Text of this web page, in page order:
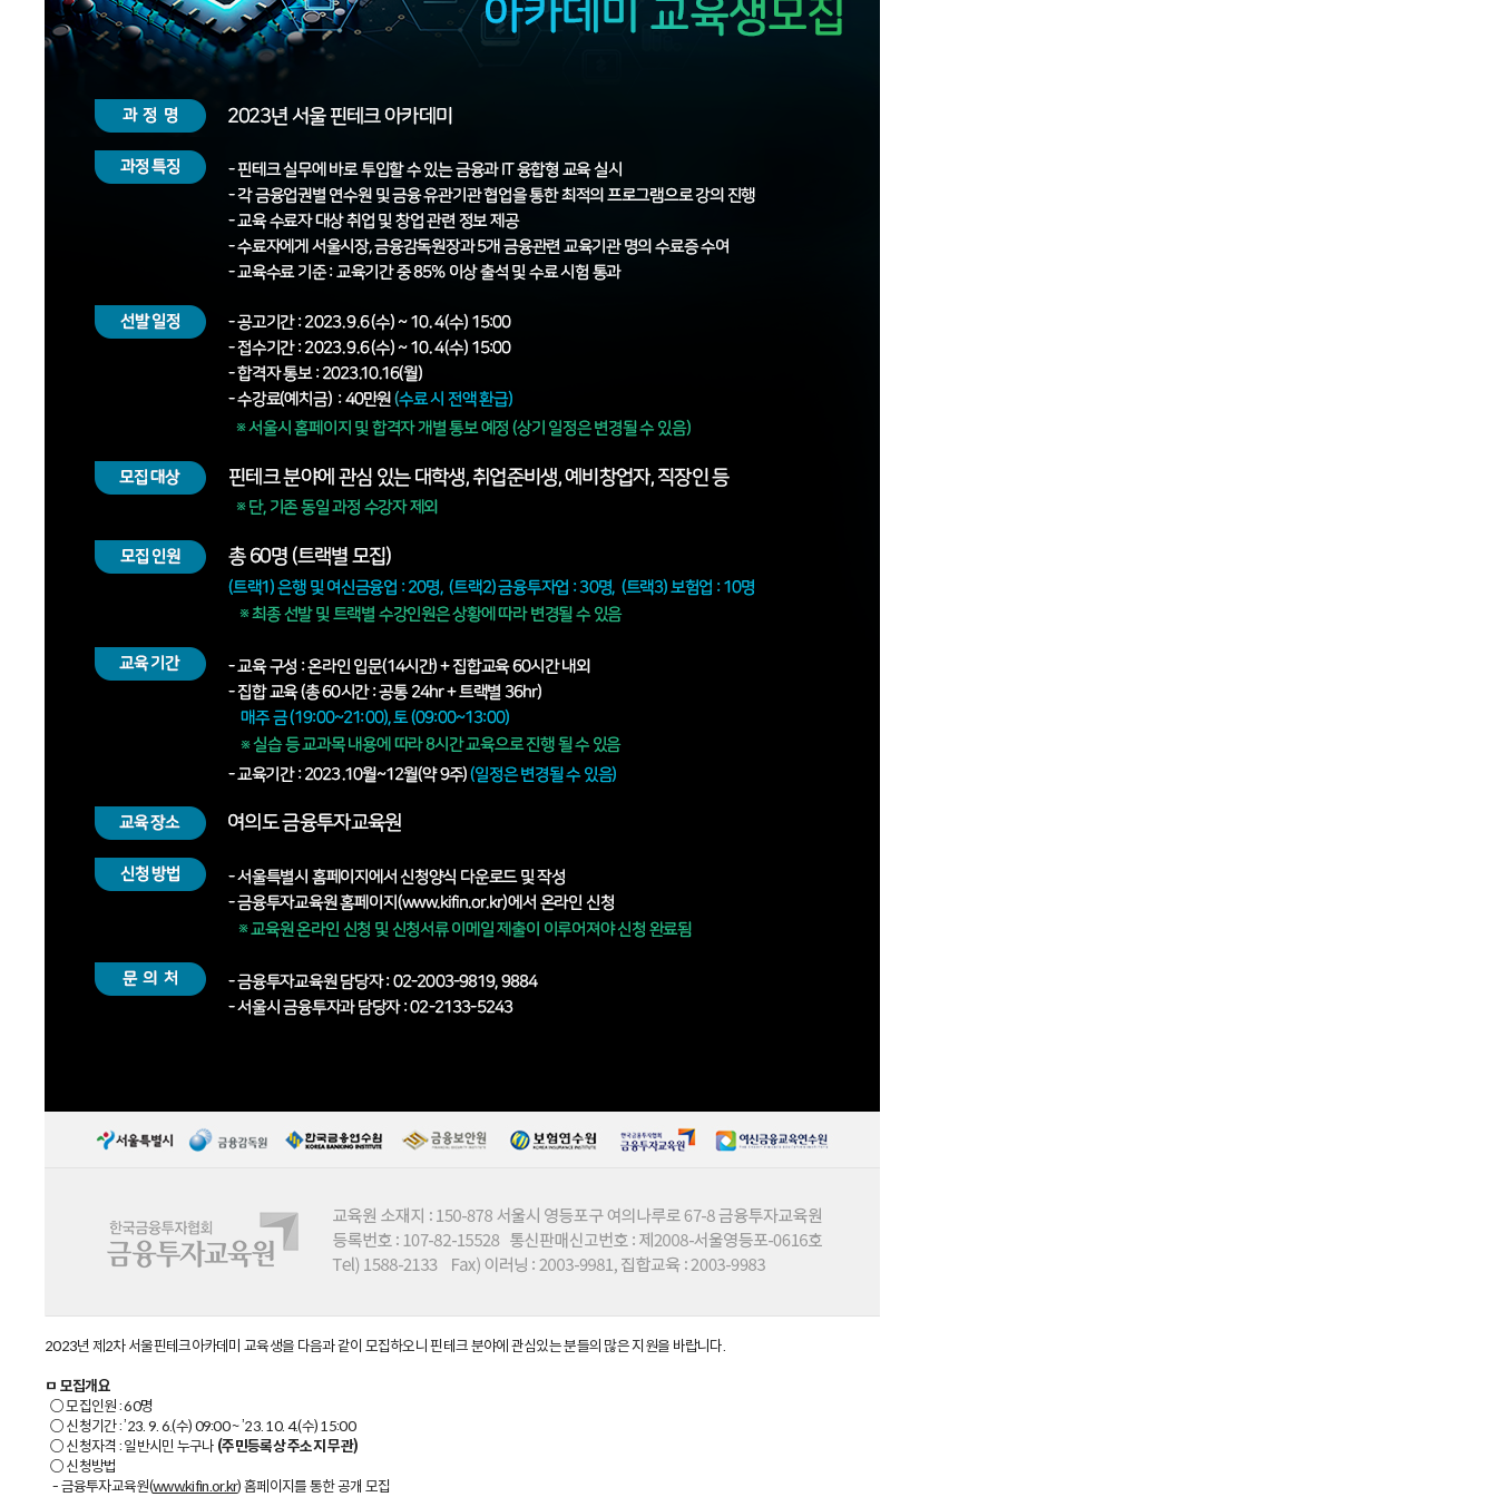
2023년 제2차 서울핀테크아카데미 교육생을 다음과 같이 모집하오니 핀테크 분야에 관심있는 분들의 많은 지원을 바랍니다.
ㅁ 모집개요
○ 모집인원 : 60명
○ 신청기간 : ’23. 9. 6.(수) 09:00 ~ ’23. 10. 4.(수) 15:00
○ 신청자격 : 일반시민 누구나 (주민등록상 주소지 무관)
○ 신청방법
- 금융투자교육원(www.kifin.or.kr) 홈페이지를 통한 공개 모집